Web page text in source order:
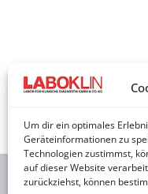
Um dir ein optimales
Geräteinformationen zu
Technologien zustimmst,
auf dieser Website
zurückziehst, können